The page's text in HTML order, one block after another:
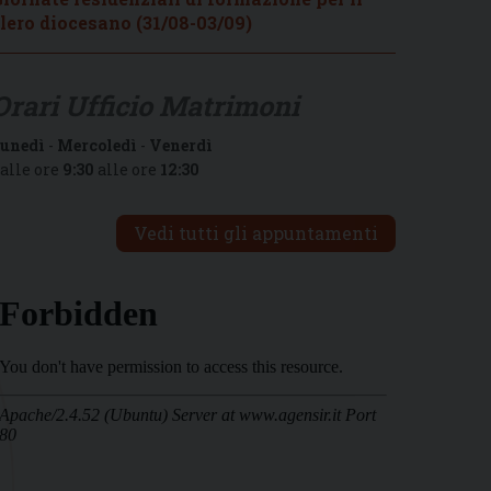
diocesano (31/08-03/09)
- Mercoledì - Venerdì
ore 9:30 alle ore 12:30
Vedi tutti gli appuntamenti